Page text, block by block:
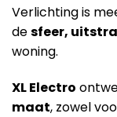
Verlichting is
desfeer,
woning.
XL Electro
maat, zowel